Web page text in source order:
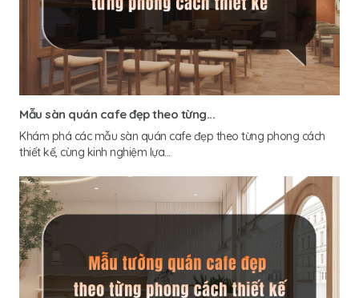
Mẫu sàn quán cafe đẹp theo từng...
Khám phá các mẫu sàn quán cafe đẹp theo từng phong cách
thiết kế, cùng kinh nghiệm lựa...